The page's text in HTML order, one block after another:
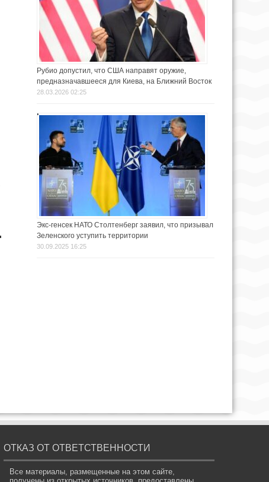
Рубио допустил, что США направят оружие,
предназначавшееся для Киева, на Ближний Восток
28.03.2026 02:25
Экс-генсек НАТО Столтенберг заявил, что призывал
Зеленского уступить территории
30.09.2025 16:25
ОТКАЗ ОТ ОТВЕТСТВЕННОСТИ
Все материалы, размещенные на этом сайте,